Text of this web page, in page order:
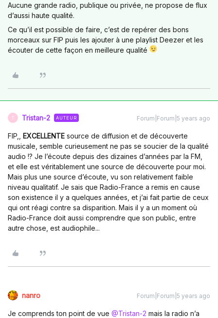
Aucune grande radio, publique ou privée, ne propose de flux
d’aussi haute qualité.
Ce qu’il est possible de faire, c’est de repérer des bons
morceaux sur FIP puis les ajouter à une playlist Deezer et les
écouter de cette façon en meilleure qualité
T Tristan-2 AUTEUR Forum|Forum|5 years ago
FIP,, EXCELLENTE source de diffusion et de découverte
musicale, semble curieusement ne pas se soucier de la qualité
audio !? Je l’écoute depuis des dizaines d’années par la FM,
et elle est véritablement une source de découverte pour moi.
Mais plus une source d’écoute, vu son relativement faible
niveau qualitatif. Je sais que Radio-France a remis en cause
son existence il y a quelques années, et j’ai fait partie de ceux
qui ont réagi contre sa disparition. Mais il y a un moment où
Radio-France doit aussi comprendre que son public, entre
autre chose, est audiophile...
nanro Forum|Forum|5 years ago
Je comprends ton point de vue @Tristan-2 mais la radio n’a